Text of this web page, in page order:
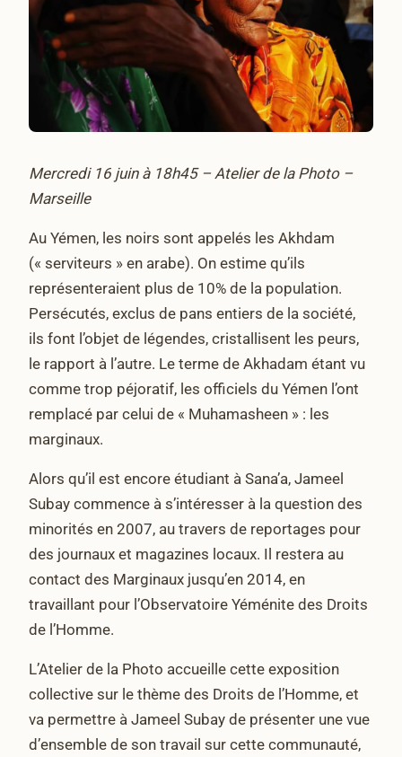
Mercredi 16 juin à 18h45 – Atelier de la Photo –
Marseille
Au Yémen, les noirs sont appelés les Akhdam
(« serviteurs » en arabe). On estime qu’ils
représenteraient plus de 10% de la population.
Persécutés, exclus de pans entiers de la société,
ils font l’objet de légendes, cristallisent les peurs,
le rapport à l’autre. Le terme de Akhadam étant vu
comme trop péjoratif, les officiels du Yémen l’ont
remplacé par celui de « Muhamasheen » : les
marginaux.
Alors qu’il est encore étudiant à Sana’a, Jameel
Subay commence à s’intéresser à la question des
minorités en 2007, au travers de reportages pour
des journaux et magazines locaux. Il restera au
contact des Marginaux jusqu’en 2014, en
travaillant pour l’Observatoire Yéménite des Droits
de l’Homme.
L’Atelier de la Photo accueille cette exposition
collective sur le thème des Droits de l’Homme, et
va permettre à Jameel Subay de présenter une vue
d’ensemble de son travail sur cette communauté,